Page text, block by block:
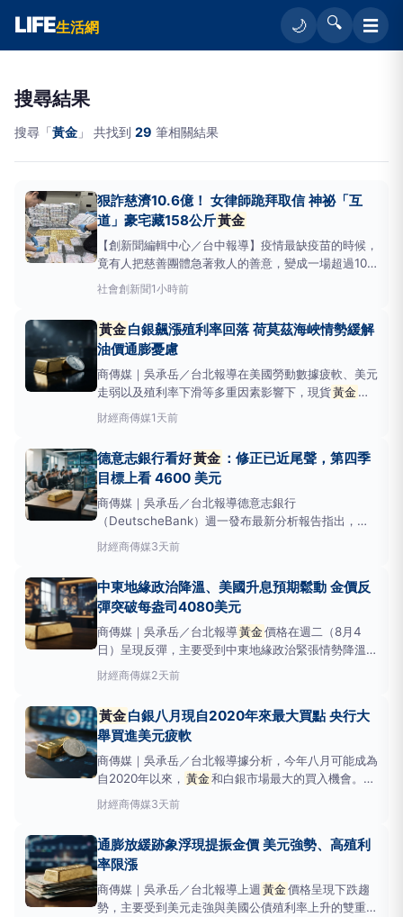
LIFE生活網 🌙 🔍 ☰
搜尋結果
搜尋「黃金 」 共找到 29 筆相關結果
狠詐慈濟10.6億！ 女律師跪拜取信 神祕「互
道」豪宅藏158公斤黃金
【創新聞編輯中心／台中報導】疫情最缺疫苗的時候，
竟有人把慈善團體急著救人的善意，變成一場超過10
億元的驚天騙局！台中地檢署偵辦慈濟基金會BNT疫
苗採購案，查出前彰化律師公會理事長陳昱瑄與李易儒
支付高達10億6198萬餘元顧問及服務費，檢方偵結一
口氣起訴
社會創新聞1小時前
黃金白銀飆漲殖利率回落 荷莫茲海峽情勢緩解
油價通膨憂慮
商傳媒｜吳承岳／台北報導在美國勞動數據疲軟、美元
走弱以及殖利率下滑等多重因素影響下，現貨黃金與
白銀價格於週三（8月5日）收盤後強勁上漲。霍爾莫
茲海峽的緊張情勢預期緩解，進一步壓抑了油價上漲帶
《KitcoNewsNOW》報導，當日現貨黃金 價格
財經商傳媒1天前
德意志銀行看好黃金 ：修正已近尾聲，第四季
目標上看 4600 美元
商傳媒｜吳承岳／台北報導德意志銀行
（DeutscheBank）週一發布最新分析報告指出，近
期
黃金市場的價格修正已大致接近尾聲，並維持其對
今年第四季
黃金
球黃金投資人提供了市場方向指引。根據德意志銀
財經商傳媒3天前
中東地緣政治降溫、美國升息預期鬆動 金價反
彈突破每盎司4080美元
商傳媒｜吳承岳／台北報導黃金價格在週二（8月4
日）呈現反彈，主要受到中東地緣政治緊張情勢降溫以
及美國升息預期鬆動的雙重影響。盤中金價一度漲至每
盎司約4,087美元，在紐約市場收盤時，現貨金價上漲
聲下跌近日有報導指
財經商傳媒2天前
黃金白銀八月現自2020年來最大買點 央行大
舉買進美元疲軟
商傳媒｜吳承岳／台北報導據分析，今年八月可能成為
自2020年以來， 黃金和白銀市場最大的買入機會。這
一判斷是基於全球央行持續的
構性疲軟的預期，以及貴金屬市場技術面的改善等多重
夏季盤整，可能為長期投資者提供了在
財經商傳媒3天前
通膨放緩跡象浮現提振金價 美元強勢、高殖利
率限漲
商傳媒｜吳承岳／台北報導上週 黃金價格呈現下跌趨
勢，主要受到美元走強與美國公債殖利率上升的雙重壓